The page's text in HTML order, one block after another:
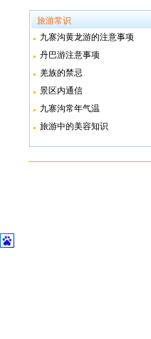
旅游常识
九寨沟黄龙游的注意事项
丹巴游注意事项
羌族的禁忌
景区内通信
九寨沟常年气温
旅游中的美容知识